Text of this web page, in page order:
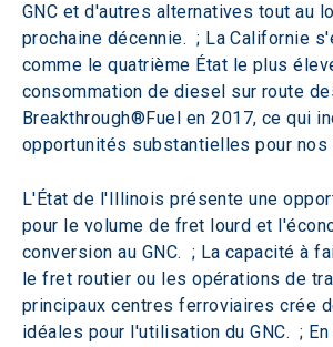
GNC et d'autres alternatives tout au
prochaine décennie.  ; La Californie
comme le quatrième État le plus
consommation de diesel sur route
Breakthrough®Fuel en 2017, ce qui
opportunités substantielles pour nos
L'État de l'Illinois présente une
pour le volume de fret lourd et
conversion au GNC.  ; La capacité à
le fret routier ou les opérations de
principaux centres ferroviaires crée
idéales pour l'utilisation du GNC.  ;